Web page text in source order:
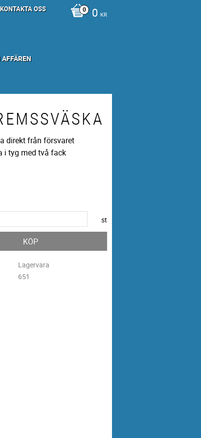
0 KR
KONTAKTA OSS
direkt från försvaret
i tyg med två fack
st
KÖP
Lagervara
651